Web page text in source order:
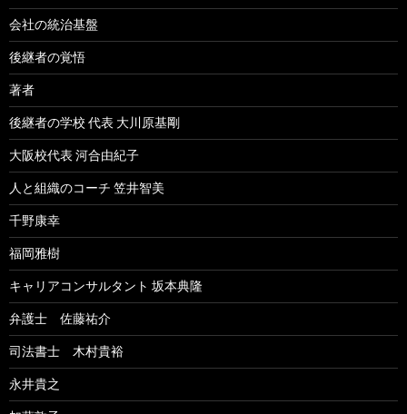
会社の統治基盤
後継者の覚悟
著者
後継者の学校 代表 大川原基剛
大阪校代表 河合由紀子
人と組織のコーチ 笠井智美
千野康幸
福岡雅樹
キャリアコンサルタント 坂本典隆
弁護士 佐藤祐介
司法書士 木村貴裕
永井貴之